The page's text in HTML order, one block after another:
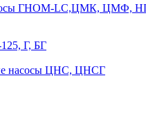
ГНОМ-LC,ЦМК, ЦМФ,
Г, БГ
насосы ЦНС, ЦНСГ